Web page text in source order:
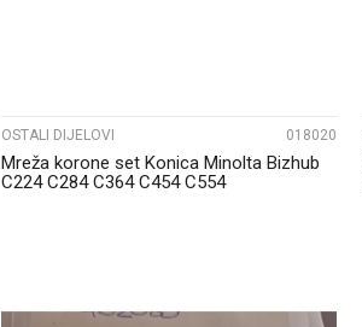
OSTALI DIJELOVI 018020
Mreža korone set Konica Minolta Bizhub
C224 C284 C364 C454 C554